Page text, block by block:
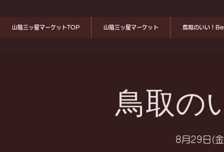
山陰三ッ星マーケットTOP 山陰三ッ星マーケット 鳥取のいい！
鳥取の
8月29日(